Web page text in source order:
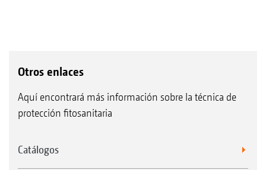
Otros enlaces
Aquí encontrará más información sobre la técnica de
protección fitosanitaria
Catálogos